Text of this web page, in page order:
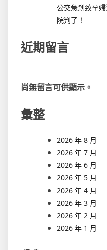
公交急剎致孕
院判了！
近期留言
尚無留言可供顯示。
彙整
2026 年 8 月
2026 年 7 月
2026 年 6 月
2026 年 5 月
2026 年 4 月
2026 年 3 月
2026 年 2 月
2026 年 1 月